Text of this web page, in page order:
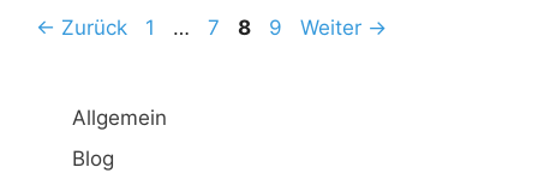
← Zurück Seite
1 … Seite
7 Seite
8 Seite
9 Weiter →
Allgemein
Blog